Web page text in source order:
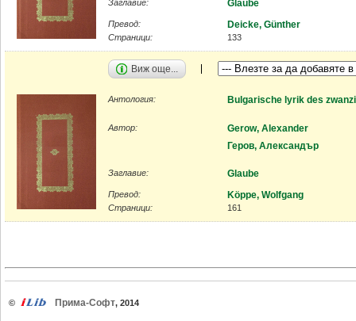
Заглавие: Glaube
Превод: Deicke, Günther
Страници: 133
Виж още...
Антология: Bulgarische lyrik des
Автор:
Gerow, Alexander
Геров, Александър
Заглавие: Glaube
Превод: Köppe, Wolfgang
Страници: 161
© Прима-Софт, 2014